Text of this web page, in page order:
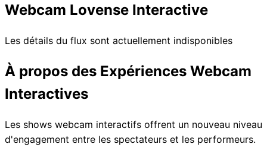
Webcam Lovense Interactive
Les détails du flux sont actuellement indisponibles
À propos des Expériences Webcam
Interactives
Les shows webcam interactifs offrent un nouveau niveau
d'engagement entre les spectateurs et les performeurs.